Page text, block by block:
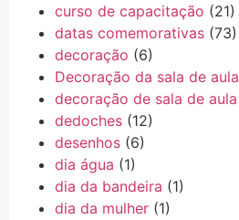
curso de capacitação (21)
datas comemorativas (73)
decoração (6)
Decoração da sala de aula
decoração de sala de aula
dedoches (12)
desenhos (6)
dia água (1)
dia da bandeira (1)
dia da mulher (1)